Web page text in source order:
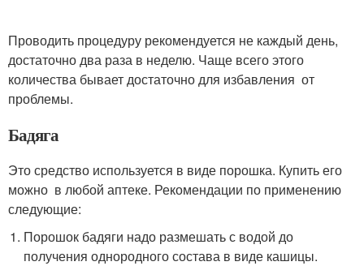
Проводить процедуру рекомендуется не каждый день,
достаточно два раза в неделю. Чаще всего этого
количества бывает достаточно для избавления от
проблемы.
Бадяга
Это средство используется в виде порошка. Купить его
можно в любой аптеке. Рекомендации по применению
следующие:
Порошок бадяги надо размешать с водой до
получения однородного состава в виде кашицы.